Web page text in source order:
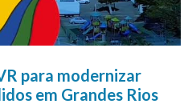
para modernizar
em Grandes Rios